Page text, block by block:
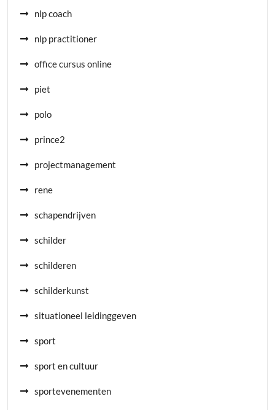
nlp coach
nlp practitioner
office cursus online
piet
polo
prince2
projectmanagement
rene
schapendrijven
schilder
schilderen
schilderkunst
situationeel leidinggeven
sport
sport en cultuur
sportevenementen